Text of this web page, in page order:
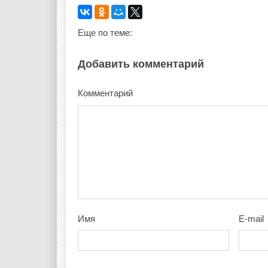
Еще по теме:
Добавить комментарий
Комментарий
Имя E-mail